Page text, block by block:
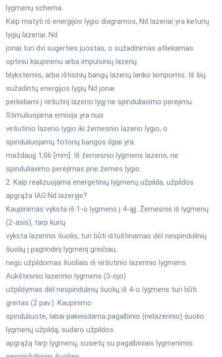
lygmenų schema.
Kaip matyti iš energijos lygio diagramos, Nd lazeriai yra keturių
lygių lazeriai. Nd
jonai turi dvi sugerties juostas, o sužadinimas atliekamas
optiniu kaupinimu arba impulsinių lazerių
blykstėmis, arba ištisinių bangų lazerių lanko lempomis. Iš šių
sužadintų energijos lygių Nd jonai
perkeliami į viršutinį lazerio lygį ne spinduliavimo perėjimu.
Stimuliuojama emisija yra nuo
viršutinio lazerio lygio iki žemesnio lazerio lygio, o
spinduliuojamų fotonų bangos ilgiai yra
maždaug 1,06 [mm]. Iš žemesnio lygmens lazerio, ne
spinduliavimo perėjimas prie žemės lygio.
2. Kaip realizuojama energetinių lygmenų užpilda, užpildos
apgrąža IAG:Nd lazeryje?
Kaupinimas vyksta iš 1-o lygmens į 4-ąjį. Žemesnis iš lygmenų
(2-asis), tarp kurių
vyksta lazerinis šuolis, turi būti ištuštinamas dėl nespindulinių
šuolių į pagrindinį lygmenį greičiau,
negu užpildomas šuoliais iš viršutinio lazerinio lygmens.
Aukštesnio lazerinio lygmens (3-ojo)
užpildymas dėl nespindulinių šuolių iš 4-o lygmens turi būti
greitas (2 pav.). Kaupinimo
spinduliuotė, labai pakeisdama pagalbinio (nelazerinio) šuolio
lygmenų užpildą, sudaro užpildos
apgrąžą tarp lygmenų, susietų su pagalbiniais lygmenimis